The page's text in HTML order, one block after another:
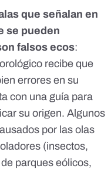
que señalan en
se pueden
falsos ecos:
recibe que
errores en su
con una guía para
su origen. Algunos
por las olas
(insectos,
parques eólicos,